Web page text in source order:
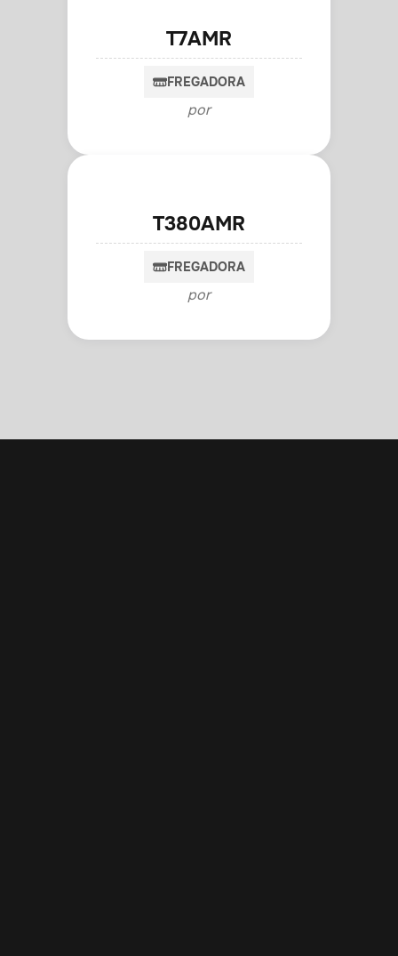
T7AMR
FREGADORA
por
T380AMR
FREGADORA
por